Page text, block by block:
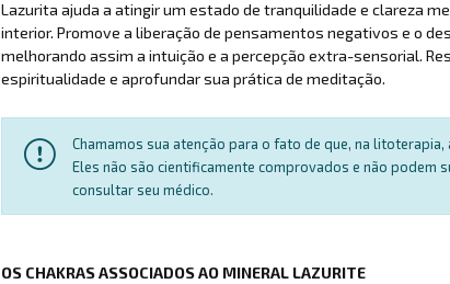
Lazurita ajuda a atingir um estado de tranquilidade e clareza
interior. Promove a liberação de pensamentos negativos e o
melhorando assim a intuição e a percepção extra-sensorial.
espiritualidade e aprofundar sua prática de meditação.
Chamamos sua atenção para o fato de que, na
Eles não são cientificamente comprovados e não podem
consultar seu médico.
OS CHAKRAS ASSOCIADOS AO MINERAL LAZURITE